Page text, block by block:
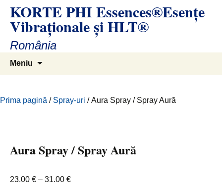
conținut
KORTE PHI Essences®Esenţe
Vibraţionale și HLT®
România
Meniu
Prima pagină / Spray-uri / Aura Spray / Spray Aură
Aura Spray / Spray Aură
23.00 € – 31.00 €Interval